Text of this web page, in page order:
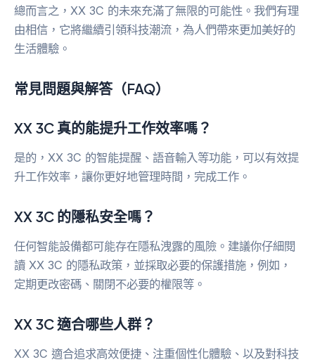
總而言之，XX 3C 的未來充滿了無限的可能性。我們有理
由相信，它將繼續引領科技潮流，為人們帶來更加美好的
生活體驗。
常見問題與解答（FAQ）
XX 3C 真的能提升工作效率嗎？
是的，XX 3C 的智能提醒、語音輸入等功能，可以有效提
升工作效率，讓你更好地管理時間，完成工作。
XX 3C 的隱私安全嗎？
任何智能設備都可能存在隱私洩露的風險。建議你仔細閱
讀 XX 3C 的隱私政策，並採取必要的保護措施，例如，
定期更改密碼、關閉不必要的權限等。
XX 3C 適合哪些人群？
XX 3C 適合追求高效便捷、注重個性化體驗、以及對科技